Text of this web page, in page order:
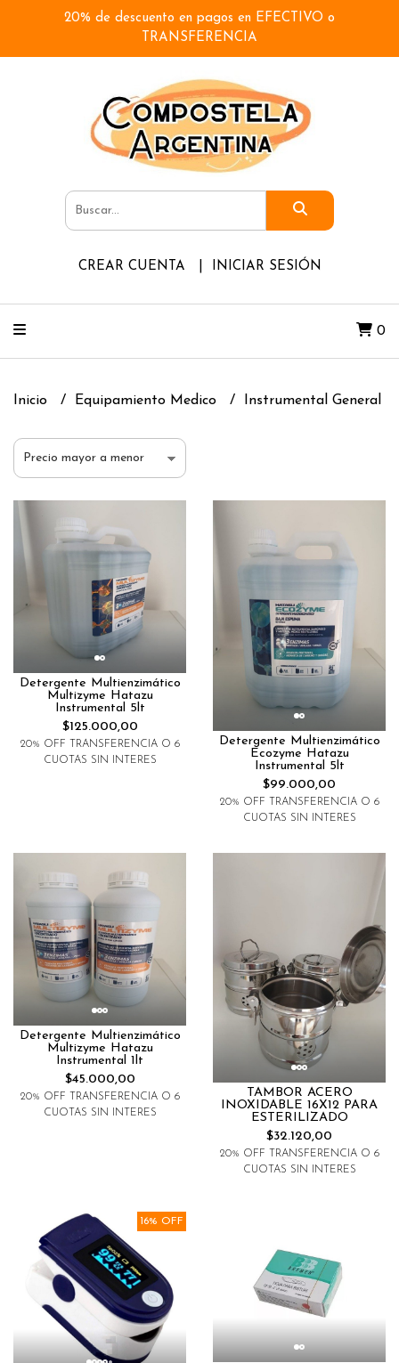
20% de descuento en pagos en EFECTIVO o
TRANSFERENCIA
CREAR CUENTA INICIAR SESIÓN
0
Inicio Equipamiento Medico Instrumental General
Detergente Multienzimático
Multizyme Hatazu
Instrumental 5lt
$125.000,00
20% OFF TRANSFERENCIA O 6
CUOTAS SIN INTERES
Detergente Multienzimático
Ecozyme Hatazu
Instrumental 5lt
$99.000,00
20% OFF TRANSFERENCIA O 6
CUOTAS SIN INTERES
Detergente Multienzimático
Multizyme Hatazu
Instrumental 1lt
$45.000,00
20% OFF TRANSFERENCIA O 6
CUOTAS SIN INTERES
TAMBOR ACERO
INOXIDABLE 16X12 PARA
ESTERILIZADO
$32.120,00
20% OFF TRANSFERENCIA O 6
CUOTAS SIN INTERES
16% OFF